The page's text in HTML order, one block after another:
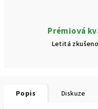
Prémiová
Letitá
Popis Diskuze